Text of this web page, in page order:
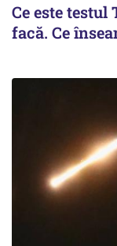
Ce este testul
facă. Ce